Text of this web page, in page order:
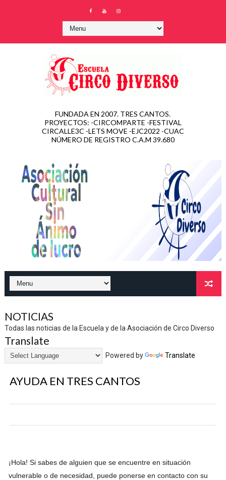
FUNDADA EN 2007. TRES CANTOS.
PROYECTOS: -CIRCOMPARTE -FESTIVAL
CIRCALLE3C -LETS MOVE -EJC2022 -CUAC
NÚMERO DE REGISTRO C.A.M 39.680
NOTICIAS
Todas las noticias de la Escuela y de la Asociación de Circo Diverso
Translate
Powered by Translate
AYUDA EN TRES CANTOS
¡Hola! Si sabes de alguien que se encuentre en situación
vulnerable o de necesidad, puede ponerse en contacto con su